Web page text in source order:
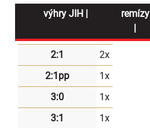
výhry JIH |
remízy
|
2:1
2x
2:1pp
1x
3:0
1x
3:1
1x